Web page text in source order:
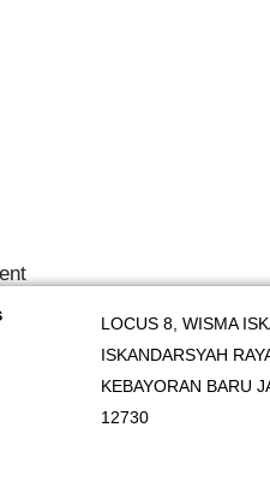
LOCUS 8, WISMA
ISKANDARSYAH
KEBAYORAN BARU
12730